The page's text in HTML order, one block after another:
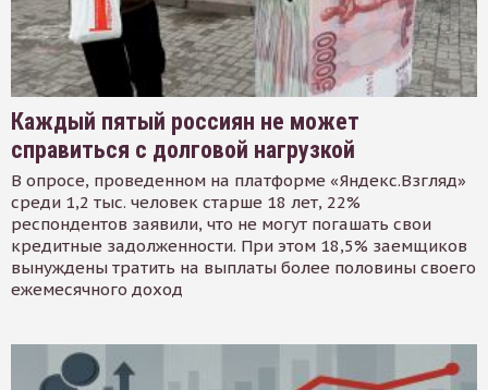
Каждый пятый россиян не может
справиться с долговой нагрузкой
В опросе, проведенном на платформе «Яндекс.Взгляд»
среди 1,2 тыс. человек старше 18 лет, 22%
респондентов заявили, что не могут погашать свои
кредитные задолженности. При этом 18,5% заемщиков
вынуждены тратить на выплаты более половины своего
ежемесячного доход